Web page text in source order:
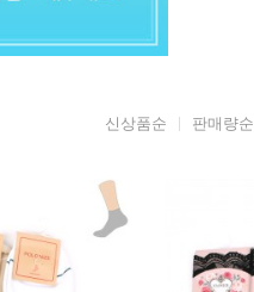
신상품순 판매량순